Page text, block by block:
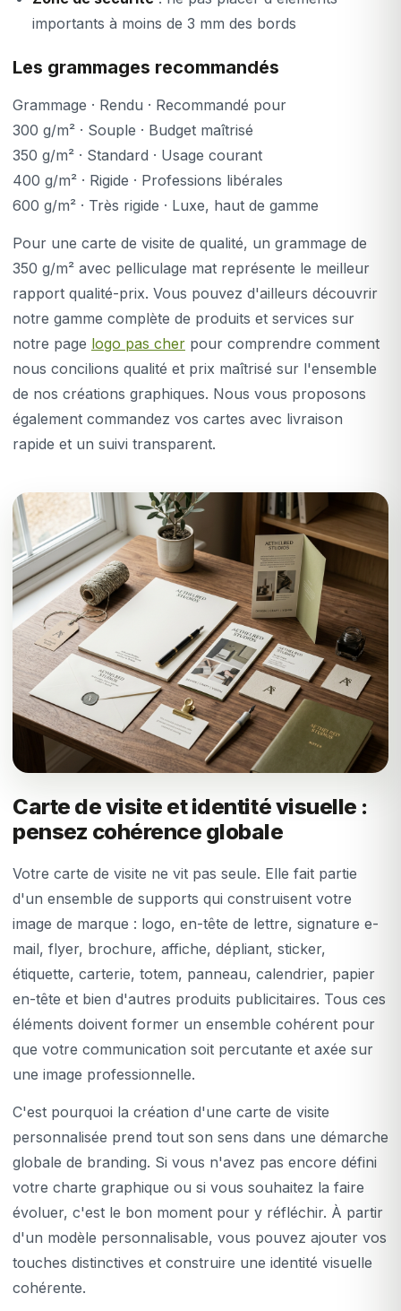
importants à moins de 3 mm des bords
Les grammages recommandés
Grammage · Rendu · Recommandé pour
300 g/m² · Souple · Budget maîtrisé
350 g/m² · Standard · Usage courant
400 g/m² · Rigide · Professions libérales
600 g/m² · Très rigide · Luxe, haut de gamme
Pour une carte de visite de qualité, un grammage de
350 g/m² avec pelliculage mat représente le meilleur
rapport qualité-prix. Vous pouvez d'ailleurs découvrir
notre gamme complète de produits et services sur
notre page logo pas cher pour comprendre comment
nous concilions qualité et prix maîtrisé sur l'ensemble
de nos créations graphiques. Nous vous proposons
également commandez vos cartes avec livraison
rapide et un suivi transparent.
Carte de visite et identité visuelle :
pensez cohérence globale
Votre carte de visite ne vit pas seule. Elle fait partie
d'un ensemble de supports qui construisent votre
image de marque : logo, en-tête de lettre, signature e-
mail, flyer, brochure, affiche, dépliant, sticker,
étiquette, carterie, totem, panneau, calendrier, papier
en-tête et bien d'autres produits publicitaires. Tous ces
éléments doivent former un ensemble cohérent pour
que votre communication soit percutante et axée sur
une image professionnelle.
C'est pourquoi la création d'une carte de visite
personnalisée prend tout son sens dans une démarche
globale de branding. Si vous n'avez pas encore défini
votre charte graphique ou si vous souhaitez la faire
évoluer, c'est le bon moment pour y réfléchir. À partir
d'un modèle personnalisable, vous pouvez ajouter vos
touches distinctives et construire une identité visuelle
cohérente.